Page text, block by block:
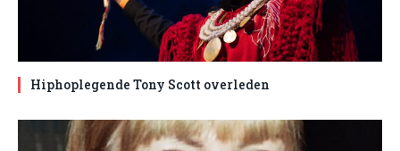
Hiphoplegende Tony Scott overleden